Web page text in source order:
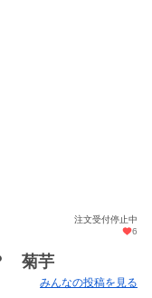
注文受付停止中
6
菊芋
みんなの投稿を見る